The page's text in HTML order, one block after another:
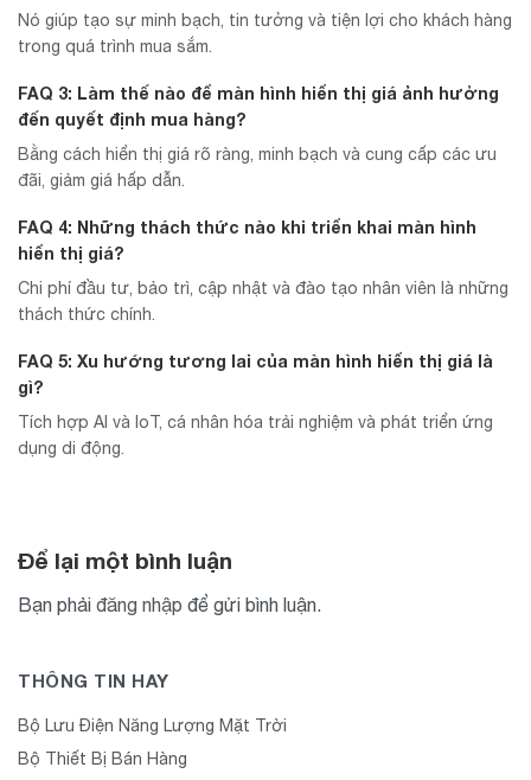
Nó giúp tạo sự minh bạch, tin tưởng và tiện lợi cho khách hàng
trong quá trình mua sắm.
FAQ 3: Làm thế nào để màn hình hiển thị giá ảnh hưởng
đến quyết định mua hàng?
Bằng cách hiển thị giá rõ ràng, minh bạch và cung cấp các ưu
đãi, giảm giá hấp dẫn.
FAQ 4: Những thách thức nào khi triển khai màn hình
hiển thị giá?
Chi phí đầu tư, bảo trì, cập nhật và đào tạo nhân viên là những
thách thức chính.
FAQ 5: Xu hướng tương lai của màn hình hiển thị giá là
gì?
Tích hợp AI và IoT, cá nhân hóa trải nghiệm và phát triển ứng
dụng di động.
Để lại một bình luận
Bạn phải đăng nhập để gửi bình luận.
THÔNG TIN HAY
Bộ Lưu Điện Năng Lượng Mặt Trời
Bộ Thiết Bị Bán Hàng